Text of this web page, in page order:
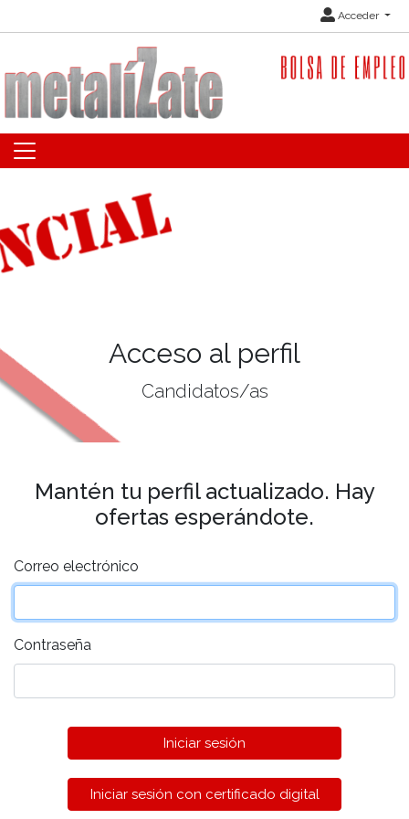
Acceder
Acceso al perfil
Candidatos/as
Mantén tu perfil actualizado. Hay
ofertas esperándote.
Correo electrónico
Contraseña